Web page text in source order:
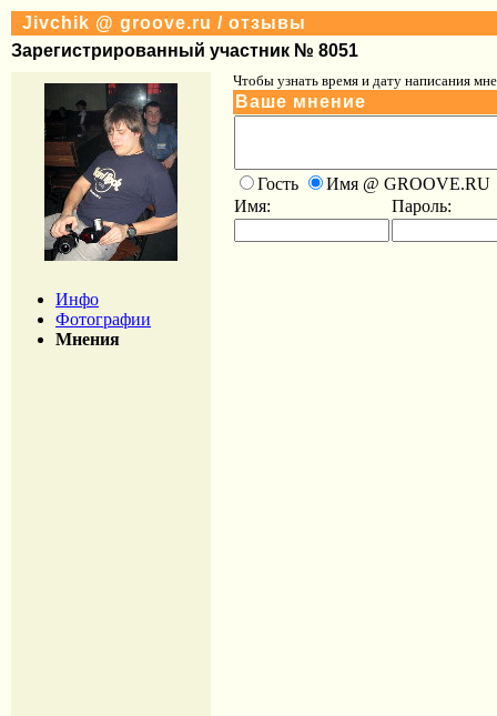
Jivchik @ groove.ru / отзывы
Зарегистрированный участник № 8051
Инфо
Фотографии
Мнения
Чтобы узнать время и дату написания
Ваше мнение
Гость
Имя @ GROOVE.RU
Имя:
Пароль: